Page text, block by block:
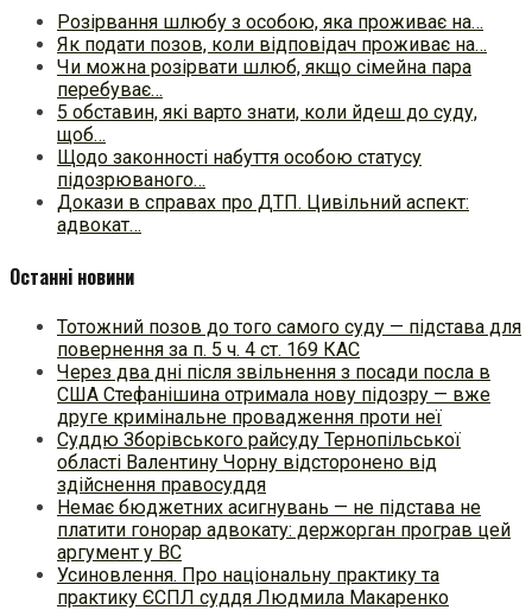
Розірвання шлюбу з особою, яка проживає на…
Як подати позов, коли відповідач проживає на…
Чи можна розірвати шлюб, якщо сімейна пара
перебуває…
5 обставин, які варто знати, коли йдеш до суду,
щоб…
Щодо законності набуття особою статусу
підозрюваного…
Докази в справах про ДТП. Цивільний аспект:
адвокат…
Останні новини
Тотожний позов до того самого суду — підстава для
повернення за п. 5 ч. 4 ст. 169 КАС
Через два дні після звільнення з посади посла в
США Стефанішина отримала нову підозру — вже
друге кримінальне провадження проти неї
Суддю Зборівського райсуду Тернопільської
області Валентину Чорну відсторонено від
здійснення правосуддя
Немає бюджетних асигнувань — не підстава не
платити гонорар адвокату: держорган програв цей
аргумент у ВС
Усиновлення. Про національну практику та
практику ЄСПЛ суддя Людмила Макаренко